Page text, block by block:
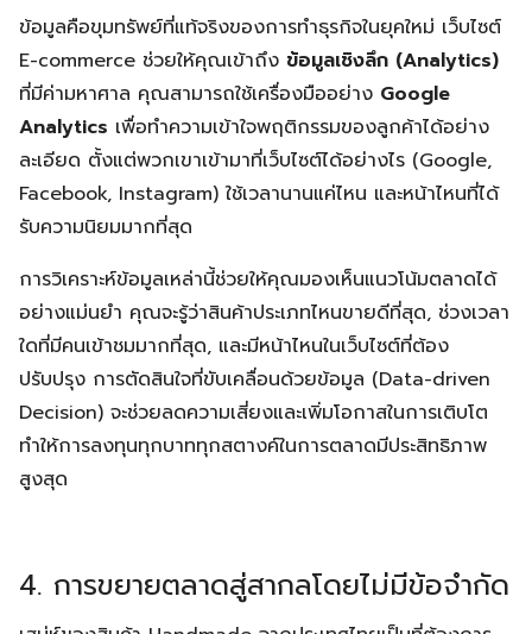
ข้อมูลคือขุมทรัพย์ที่แท้จริงของการทำธุรกิจในยุคใหม่ เว็บไซต์
E-commerce ช่วยให้คุณเข้าถึง ข้อมูลเชิงลึก (Analytics)
ที่มีค่ามหาศาล คุณสามารถใช้เครื่องมืออย่าง Google
Analytics เพื่อทำความเข้าใจพฤติกรรมของลูกค้าได้อย่าง
ละเอียด ตั้งแต่พวกเขาเข้ามาที่เว็บไซต์ได้อย่างไร (Google,
Facebook, Instagram) ใช้เวลานานแค่ไหน และหน้าไหนที่ได้
รับความนิยมมากที่สุด
การวิเคราะห์ข้อมูลเหล่านี้ช่วยให้คุณมองเห็นแนวโน้มตลาดได้
อย่างแม่นยำ คุณจะรู้ว่าสินค้าประเภทไหนขายดีที่สุด, ช่วงเวลา
ใดที่มีคนเข้าชมมากที่สุด, และมีหน้าไหนในเว็บไซต์ที่ต้อง
ปรับปรุง การตัดสินใจที่ขับเคลื่อนด้วยข้อมูล (Data-driven
Decision) จะช่วยลดความเสี่ยงและเพิ่มโอกาสในการเติบโต
ทำให้การลงทุนทุกบาททุกสตางค์ในการตลาดมีประสิทธิภาพ
สูงสุด
4. การขยายตลาดสู่สากลโดยไม่มีข้อจำกัด